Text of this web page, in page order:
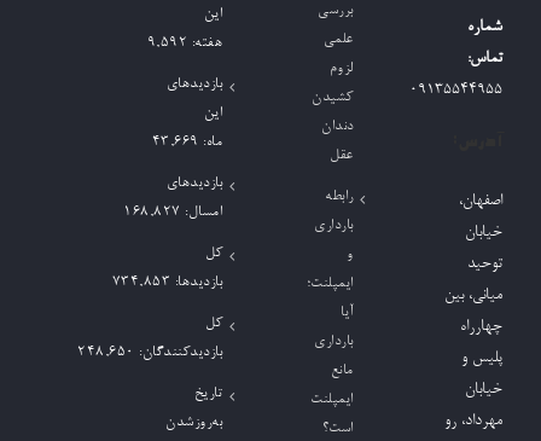
شماره
تماس:
09135544955
اصفهان،
خیابان
توحید
میانی، بین
چهارراه
پلیس و
خیابان
مهرداد، رو
بررسی
علمی
لزوم
کشیدن
دندان
عقل
رابطه
بارداری
و
ایمپلنت؛
آیا
بارداری
مانع
ایمپلنت
است؟
این
هفته: 9,592
بازدیدهای
این
ماه: 43,669
بازدیدهای
امسال: 168,827
کل
بازدیدها: 734,853
کل
بازدیدکنند‌گان: 248,650
تاریخ
به‌روزشدن